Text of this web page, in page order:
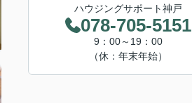
ハウジングサポート神戸
078-705-5151
9：00～19：00
（休：年末年始）